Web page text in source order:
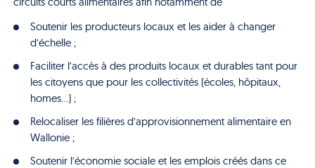
Soutenir les producteurs locaux et les aider à changer
d’échelle ;
Faciliter l’accès à des produits locaux et durables tant pour
les citoyens que pour les collectivités (écoles, hôpitaux,
homes…) ;
Relocaliser les filières d’approvisionnement alimentaire en
Wallonie ;
Soutenir l’économie sociale et les emplois créés dans ce